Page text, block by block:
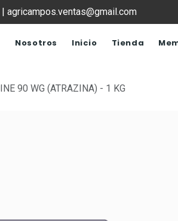
agricampos.ventas@gmail.com
Nosotros Inicio Tienda
90 WG (ATRAZINA) - 1 KG